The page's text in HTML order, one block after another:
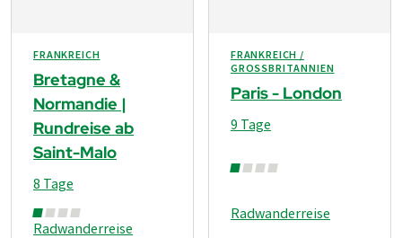
FRANKREICH
Bretagne &
Normandie |
Rundreise ab
Saint-Malo
Radwanderreise
8 Tage
FRANKREICH /
GROSSBRITANNIEN
Paris - London
Radwanderreise
9 Tage